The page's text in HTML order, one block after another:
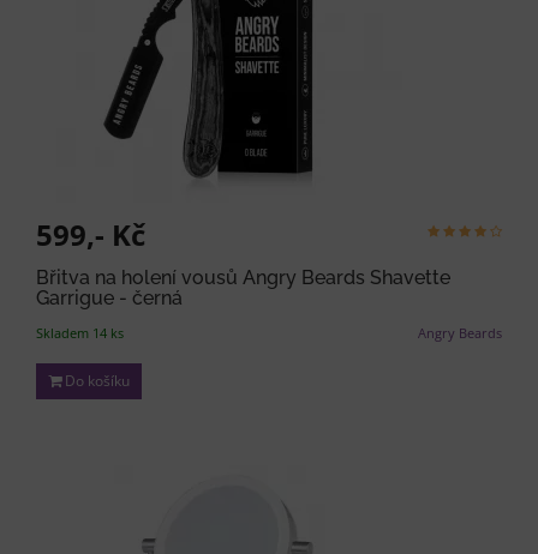
599,- Kč
Břitva na holení vousů Angry Beards Shavette
Garrigue - černá
Angry Beards
Skladem 14 ks
Do košíku